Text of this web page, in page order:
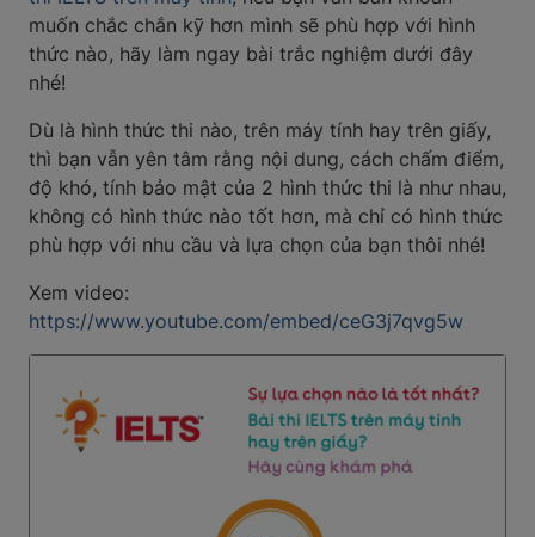
muốn chắc chắn kỹ hơn mình sẽ phù hợp với hình
thức nào, hãy làm ngay bài trắc nghiệm dưới đây
nhé!
Dù là hình thức thi nào, trên máy tính hay trên giấy,
thì bạn vẫn yên tâm rằng nội dung, cách chấm điểm,
độ khó, tính bảo mật của 2 hình thức thi là như nhau,
không có hình thức nào tốt hơn, mà chỉ có hình thức
phù hợp với nhu cầu và lựa chọn của bạn thôi nhé!
Xem video:
https://www.youtube.com/embed/ceG3j7qvg5w